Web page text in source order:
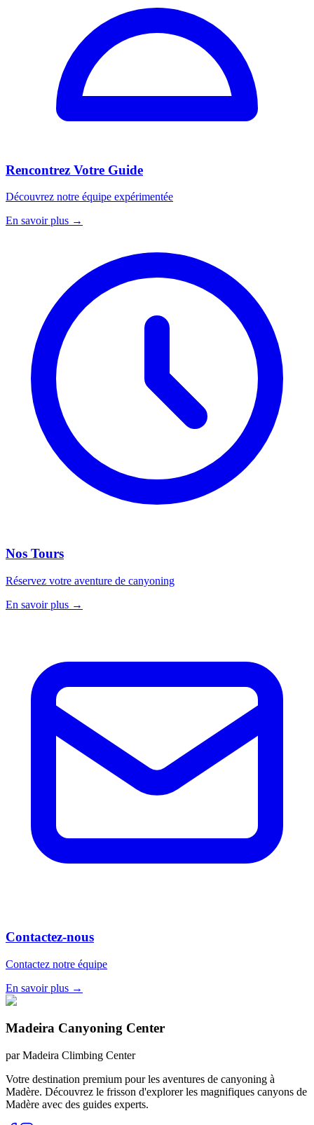
Rencontrez Votre Guide
Découvrez notre équipe expérimentée
En savoir plus →
Nos Tours
Réservez votre aventure de canyoning
En savoir plus →
Contactez-nous
Contactez notre équipe
En savoir plus →
Madeira Canyoning Center
parMadeira Climbing Center
Votre destination premium pour les aventures de canyoning à
Madère. Découvrez le frisson d'explorer les magnifiques canyons de
Madère avec des guides experts.